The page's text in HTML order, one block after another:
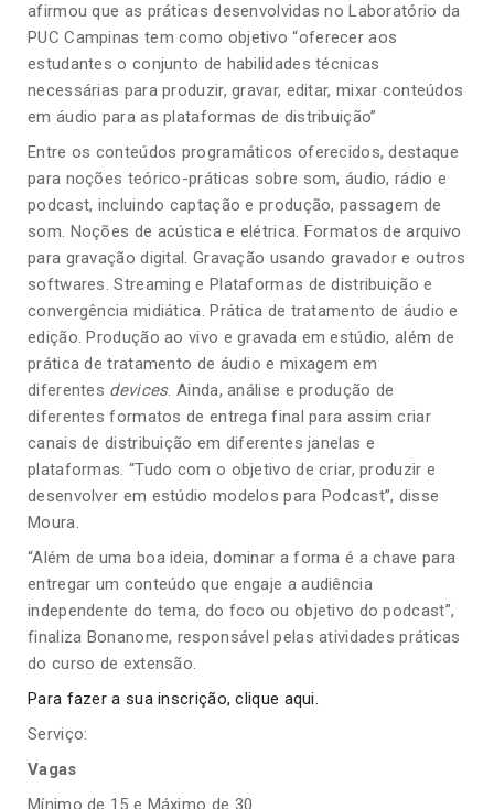
afirmou que as práticas desenvolvidas no Laboratório da
PUC Campinas tem como objetivo “oferecer aos
estudantes o conjunto de habilidades técnicas
necessárias para produzir, gravar, editar, mixar conteúdos
em áudio para as plataformas de distribuição”
Entre os conteúdos programáticos oferecidos, destaque
para noções teórico-práticas sobre som, áudio, rádio e
podcast, incluindo captação e produção, passagem de
som. Noções de acústica e elétrica. Formatos de arquivo
para gravação digital. Gravação usando gravador e outros
softwares. Streaming e Plataformas de distribuição e
convergência midiática. Prática de tratamento de áudio e
edição. Produção ao vivo e gravada em estúdio, além de
prática de tratamento de áudio e mixagem em
diferentes devices. Ainda, análise e produção de
diferentes formatos de entrega final para assim criar
canais de distribuição em diferentes janelas e
plataformas. “Tudo com o objetivo de criar, produzir e
desenvolver em estúdio modelos para Podcast”, disse
Moura.
“Além de uma boa ideia, dominar a forma é a chave para
entregar um conteúdo que engaje a audiência
independente do tema, do foco ou objetivo do podcast”,
finaliza Bonanome, responsável pelas atividades práticas
do curso de extensão.
Para fazer a sua inscrição, clique aqui.
Serviço:
Vagas
Mínimo de 15 e Máximo de 30